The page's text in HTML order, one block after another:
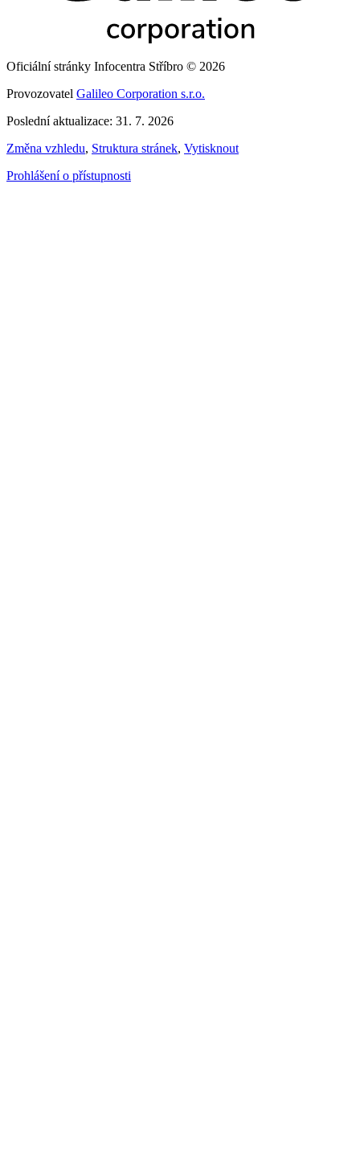
Oficiální stránky Infocentra Stříbro © 2026
Provozovatel Galileo Corporation s.r.o.
Poslední aktualizace: 31. 7. 2026
Změna vzhledu, Struktura stránek, Vytisknout
Prohlášení o přístupnosti